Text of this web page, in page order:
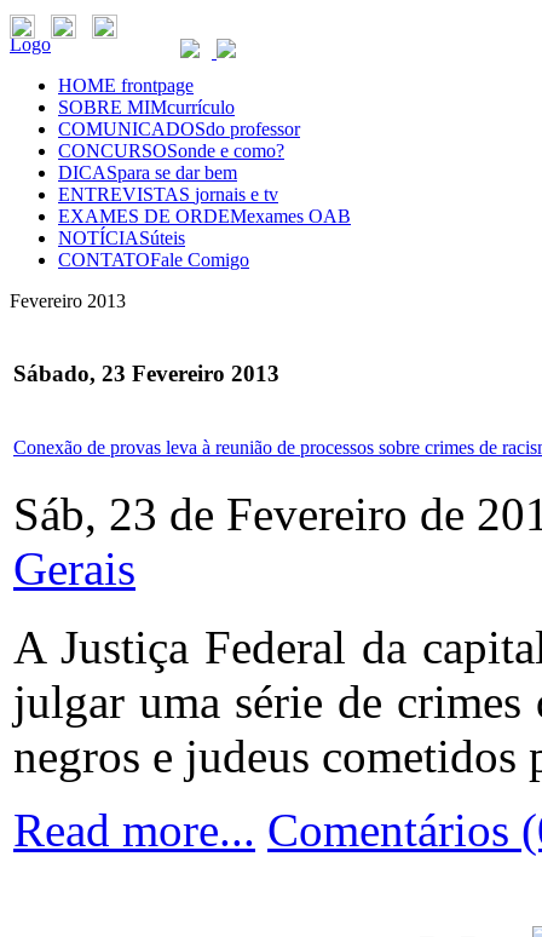
Logo
HOME frontpage
SOBRE MIMcurrículo
COMUNICADOSdo professor
CONCURSOSonde e como?
DICASpara se dar bem
ENTREVISTAS jornais e tv
EXAMES DE ORDEMexames OAB
NOTÍCIASúteis
CONTATOFale Comigo
Fevereiro 2013
Sábado, 23 Fevereiro 2013
Conexão de provas leva à reunião de processos sobre crimes de
Sáb, 23 de Fevereiro de
Gerais
A Justiça Federal da
julgar uma série de
negros e judeus cometidos
Read more... Comentários